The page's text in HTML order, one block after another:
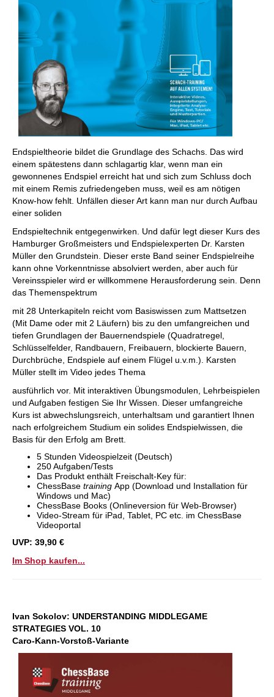
Endspieltheorie bildet die Grundlage des Schachs. Das wird
einem spätestens dann schlagartig klar, wenn man ein
gewonnenes Endspiel erreicht hat und sich zum Schluss doch
mit einem Remis zufriedengeben muss, weil es am nötigen
Know-how fehlt. Unfällen dieser Art kann man nur durch Aufbau
einer soliden
Endspieltechnik entgegenwirken. Und dafür legt dieser Kurs des
Hamburger Großmeisters und Endspielexperten Dr. Karsten
Müller den Grundstein. Dieser erste Band seiner Endspielreihe
kann ohne Vorkenntnisse absolviert werden, aber auch für
Vereinsspieler wird er willkommene Herausforderung sein. Denn
das Themenspektrum
mit 28 Unterkapiteln reicht vom Basiswissen zum Mattsetzen
(Mit Dame oder mit 2 Läufern) bis zu den umfangreichen und
tiefen Grundlagen der Bauernendspiele (Quadratregel,
Schlüsselfelder, Randbauern, Freibauern, blockierte Bauern,
Durchbrüche, Endspiele auf einem Flügel u.v.m.). Karsten
Müller stellt im Video jedes Thema
ausführlich vor. Mit interaktiven Übungsmodulen, Lehrbeispielen
und Aufgaben festigen Sie Ihr Wissen. Dieser umfangreiche
Kurs ist abwechslungsreich, unterhaltsam und garantiert Ihnen
nach erfolgreichem Studium ein solides Endspielwissen, die
Basis für den Erfolg am Brett.
5 Stunden Videospielzeit (Deutsch)
250 Aufgaben/Tests
Das Produkt enthält Freischalt-Key für:
ChessBase training App (Download und Installation für
Windows und Mac)
ChessBase Books (Onlineversion für Web-Browser)
Video-Stream für iPad, Tablet, PC etc. im ChessBase
Videoportal
UVP: 39,90 €
Im Shop kaufen...
Ivan Sokolov: UNDERSTANDING MIDDLEGAME
STRATEGIES VOL. 10
Caro-Kann-Vorstoß-Variante